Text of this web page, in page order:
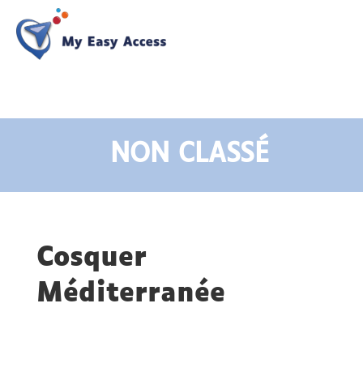
NON CLASSÉ
Cosquer
Méditerranée